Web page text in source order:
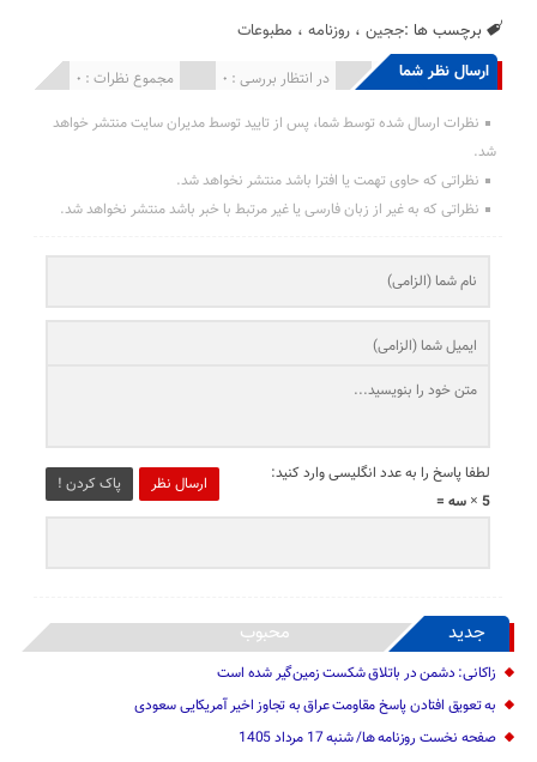
برچسب ها :ججین ،روزنامه ، مطبوعات
ارسال نظر شما مجموع نظرات : 0 در انتظار بررسی : 0 انتشار یافته : 0
نظرات ارسال شده توسط شما، پس از تایید توسط مدیران سایت منتشر خواهد
شد.
نظراتی که حاوی تهمت یا افترا باشد منتشر نخواهد شد.
نظراتی که به غیر از زبان فارسی یا غیر مرتبط با خبر باشد منتشر نخواهد شد.
ارسال نظر پاک کردن !
لطفا پاسخ را به عدد انگلیسی وارد کنید:
5 × سه =
جدید محبوب
زاکانی: دشمن در باتلاق شکست زمین‌گیر شده است
به تعویق افتادن پاسخ مقاومت عراق به تجاوز اخیر آمریکایی سعودی
صفحه نخست روزنامه ها/ شنبه 17 مرداد 1405